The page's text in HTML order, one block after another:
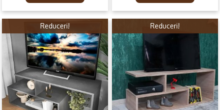
Reduceri! Reduceri!